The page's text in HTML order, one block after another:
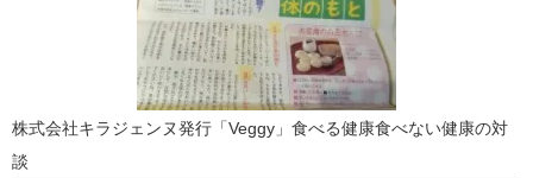
株式会社キラジェンヌ発行「Veggy」食べる健康食べない健康の対
談